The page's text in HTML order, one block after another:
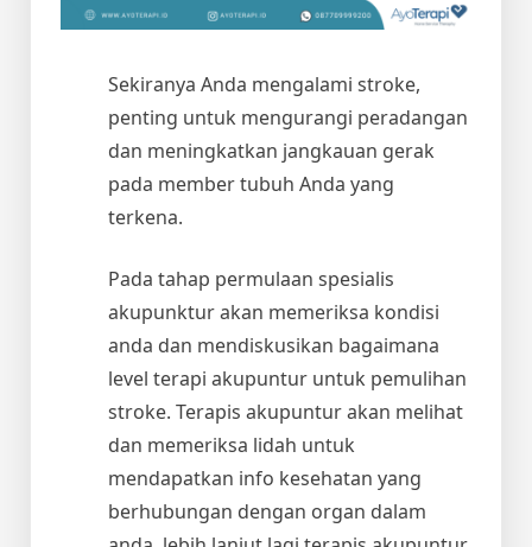
Sekiranya Anda mengalami stroke,
penting untuk mengurangi peradangan
dan meningkatkan jangkauan gerak
pada member tubuh Anda yang
terkena.
Pada tahap permulaan spesialis
akupunktur akan memeriksa kondisi
anda dan mendiskusikan bagaimana
level terapi akupuntur untuk pemulihan
stroke. Terapis akupuntur akan melihat
dan memeriksa lidah untuk
mendapatkan info kesehatan yang
berhubungan dengan organ dalam